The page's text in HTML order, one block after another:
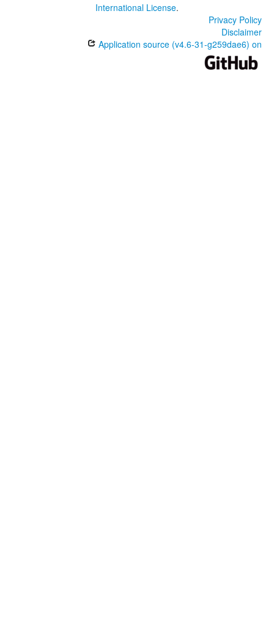
International License.
Privacy Policy
Disclaimer
Application source (v4.6-31-g259dae6) on